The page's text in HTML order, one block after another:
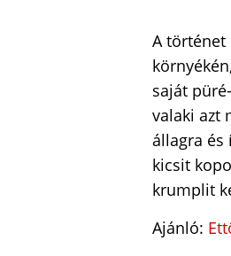
A történet
saját
valaki azt
állagra és
kicsit
krumplit
Ajánló: